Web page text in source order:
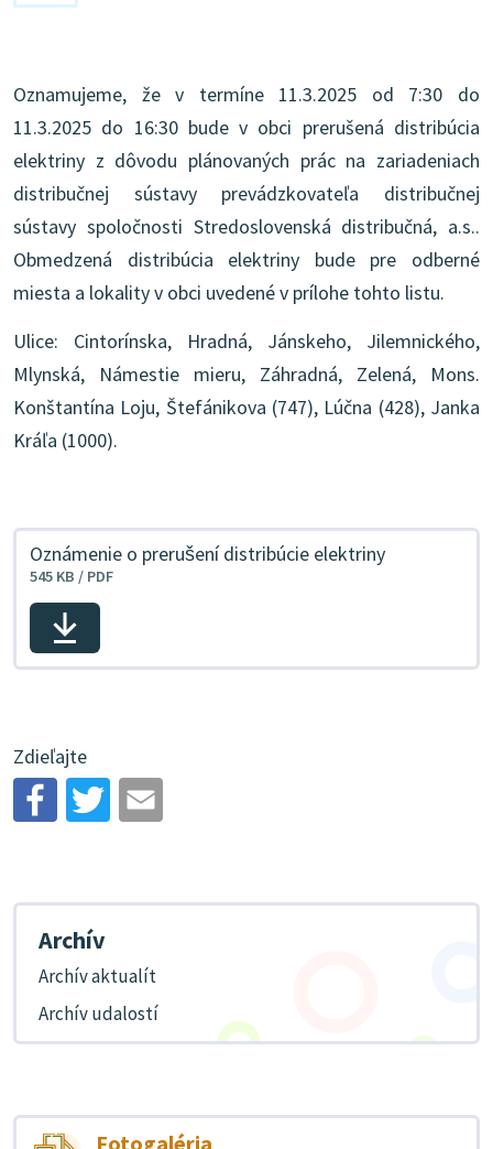
Oznamujeme, že v termíne 11.3.2025 od 7:30 do
11.3.2025 do 16:30 bude v obci prerušená distribúcia
elektriny z dôvodu plánovaných prác na zariadeniach
distribučnej sústavy prevádzkovateľa distribučnej
sústavy spoločnosti Stredoslovenská distribučná, a.s..
Obmedzená distribúcia elektriny bude pre odberné
miesta a lokality v obci uvedené v prílohe tohto listu.
Ulice: Cintorínska, Hradná, Jánskeho, Jilemnického,
Mlynská, Námestie mieru, Záhradná, Zelená, Mons.
Konštantína Loju, Štefánikova (747), Lúčna (428), Janka
Kráľa (1000).
Oznámenie o prerušení distribúcie elektriny
Veľkosť
a
typ
súboru
545 KB / PDF
Stiahnuť
Zdieľajte
Archív
Archív aktualít
Archív udalostí
Fotogaléria